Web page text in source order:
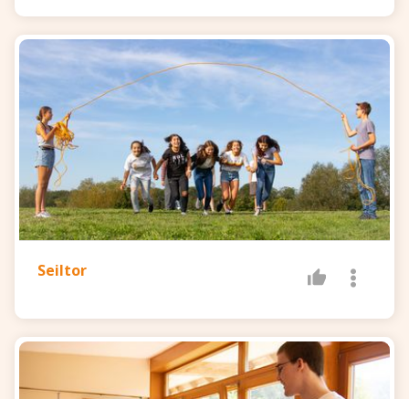
Seiltor